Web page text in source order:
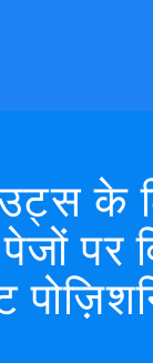
के
पर